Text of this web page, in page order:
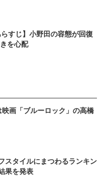
すじ】小野田の容態が回復
を心配
画「ブルーロック」の高橋
スタイルにまつわるランキン
果を発表